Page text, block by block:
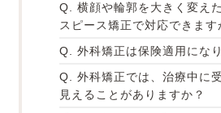
Q. 横顔や輪郭を大きく変え
スピース矯正で対応できます
Q. 外科矯正は保険適用にな
Q. 外科矯正では、治療中に
見えることがありますか？